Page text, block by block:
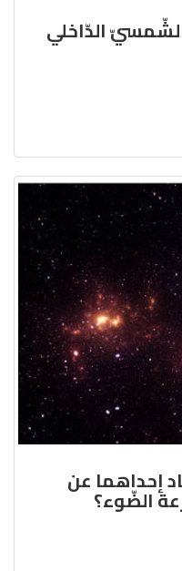
الدّاخلي
إحداهما عن
الضّوء؟